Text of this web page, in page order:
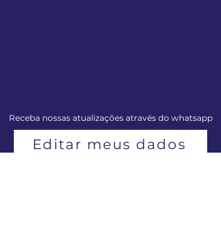
Receba nossas atualizações através do whatsapp
Editar meus dados